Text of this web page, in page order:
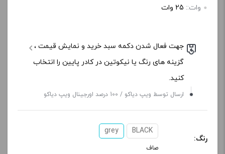
وات:: 25 وات
جهت فعال شدن دکمه سبد خرید و نمایش قیمت ،
گزینه های رنگ یا نیکوتین در کادر پایین را انتخاب
کنید.
ارسال توسط ویپ دیاکو / 100 درصد اورجینال ویپ دیاکو
رنگ:
BLACK
grey
صاف